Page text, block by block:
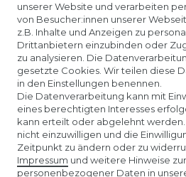
Unser Affiliate-
unserer Website und verarbeiten
von Besucher:innen unserer
z.B. Inhalte und Anzeigen zu
Drittanbietern einzubinden oder
zu analysieren. Die
gesetzte Cookies. Wir teilen diese
in den Einstellungen benennen.
Die Datenverarbeitung kann mit
eines berechtigten Interesses
kann erteilt oder abgelehnt werden.
nicht einzuwilligen und die
Zeitpunkt zu ändern oder zu
Impressum und weitere Hinweise
personenbezogener Daten in